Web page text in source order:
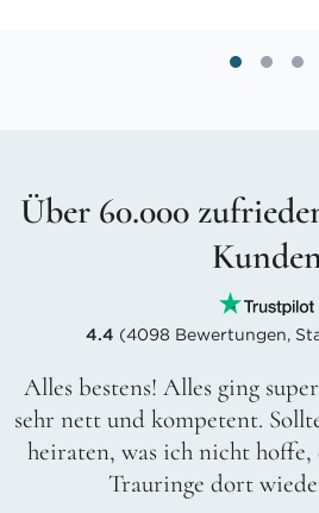
Über 60.000
4.4 (4098 Bewertungen,
Alles bestens! Alles ging
sehr nett und kompetent.
heiraten, was ich nicht
Trauringe dort